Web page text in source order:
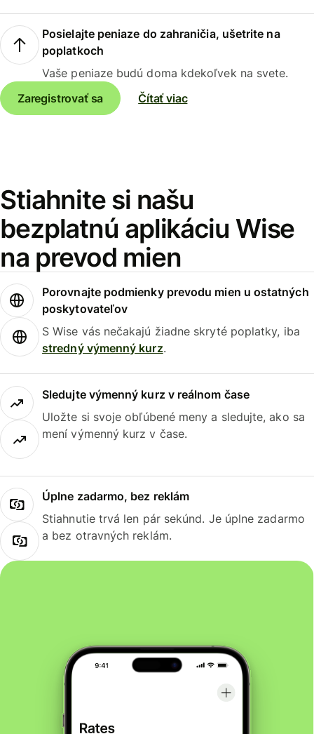
Posielajte peniaze do zahraničia, ušetrite na
poplatkoch
Vaše peniaze budú doma kdekoľvek na svete.
Zaregistrovať sa
Čítať viac
Stiahnite si našu
bezplatnú aplikáciu Wise
na prevod mien
Porovnajte podmienky prevodu mien u ostatných
poskytovateľov
S Wise vás nečakajú žiadne skryté poplatky, iba
stredný výmenný kurz.
Sledujte výmenný kurz v reálnom čase
Uložte si svoje obľúbené meny a sledujte, ako sa
mení výmenný kurz v čase.
Úplne zadarmo, bez reklám
Stiahnutie trvá len pár sekúnd. Je úplne zadarmo
a bez otravných reklám.